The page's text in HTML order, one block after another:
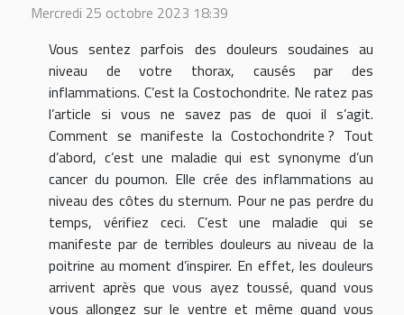
Mercredi 25 octobre 2023 18:39
Vous sentez parfois des douleurs soudaines au
niveau de votre thorax, causés par des
inflammations. C’est la Costochondrite. Ne ratez pas
l’article si vous ne savez pas de quoi il s’agit.
Comment se manifeste la Costochondrite ? Tout
d’abord, c’est une maladie qui est synonyme d’un
cancer du poumon. Elle crée des inflammations au
niveau des côtes du sternum. Pour ne pas perdre du
temps, vérifiez ceci. C’est une maladie qui se
manifeste par de terribles douleurs au niveau de la
poitrine au moment d’inspirer. En effet, les douleurs
arrivent après que vous ayez toussé, quand vous
vous allongez sur le ventre et même quand vous